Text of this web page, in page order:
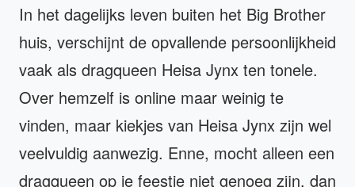
In het dagelijks leven buiten het Big Brother
huis, verschijnt de opvallende persoonlijkheid
vaak als dragqueen Heisa Jynx ten tonele.
Over hemzelf is online maar weinig te
vinden, maar kiekjes van Heisa Jynx zijn wel
veelvuldig aanwezig. Enne, mocht alleen een
dragqueen op je feestje niet genoeg zijn, dan